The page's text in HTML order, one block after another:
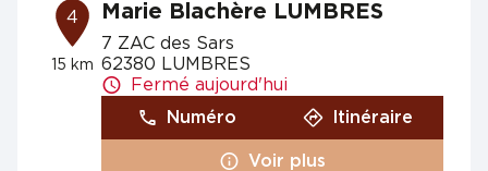
4
15 km
Marie Blachère LUMBRES
7 ZAC des Sars
62380 LUMBRES
Fermé aujourd'hui
Numéro
Itinéraire
Voir plus